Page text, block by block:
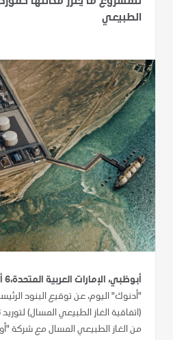
الطبيعي
أبوظبي، الإمارات العربية المتحدة،6 أغسطس2024:
"أدنوك" اليوم، عن توقيع البنود
من الغاز الطبيعي المسال مع شركة